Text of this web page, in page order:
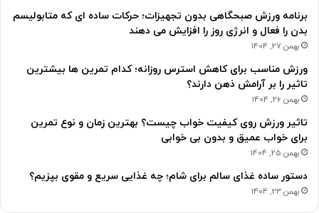
برنامه ورزش صبحگاهی بدون تجهیزات؛ حرکات ساده ای که متابولیسم
بدن را فعال و انرژی روز را افزایش می دهند
بهمن 27, 1404
ورزش مناسب برای کاهش استرس روزانه؛ کدام تمرین ها بیشترین
تاثیر را بر آرامش ذهن دارند؟
بهمن 26, 1404
تاثیر ورزش روی کیفیت خواب چیست؟ بهترین زمان و نوع تمرین
برای خواب عمیق و بدون بی خوابی
بهمن 25, 1404
دستور ساده غذای سالم برای شام؛ چه غذایی سریع و مقوی بپزیم؟
بهمن 23, 1404